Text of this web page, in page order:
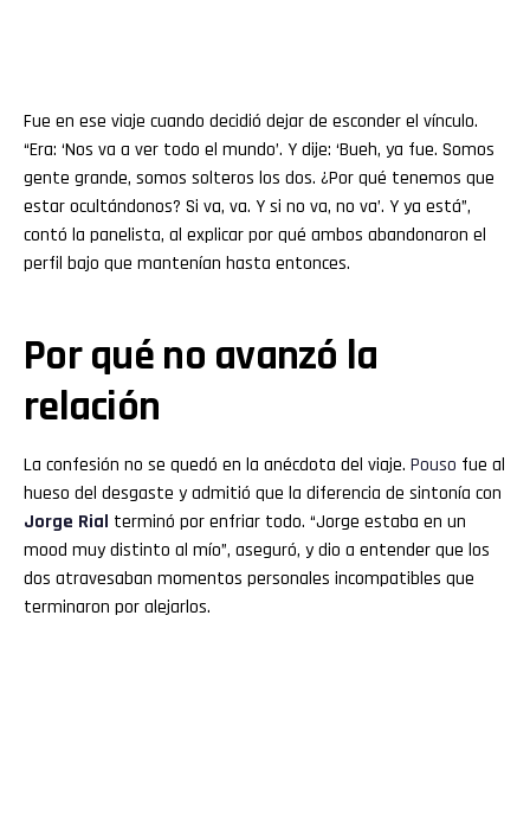
Fue en ese viaje cuando decidió dejar de esconder el vínculo.
“Era: ‘Nos va a ver todo el mundo’. Y dije: ‘Bueh, ya fue. Somos
gente grande, somos solteros los dos. ¿Por qué tenemos que
estar ocultándonos? Si va, va. Y si no va, no va’. Y ya está”,
contó la panelista, al explicar por qué ambos abandonaron el
perfil bajo que mantenían hasta entonces.
Por qué no avanzó la
relación
La confesión no se quedó en la anécdota del viaje. Pouso fue al
hueso del desgaste y admitió que la diferencia de sintonía con
Jorge Rial terminó por enfriar todo. “Jorge estaba en un
mood muy distinto al mío”, aseguró, y dio a entender que los
dos atravesaban momentos personales incompatibles que
terminaron por alejarlos.